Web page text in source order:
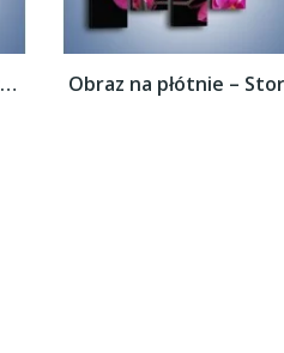
Obraz na płótnie – Storczyk nocą –...